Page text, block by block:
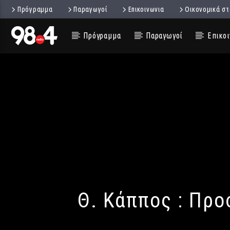
Πρόγραμμα Παραγωγοί Επικοινωνια Οικονομικά
Πρόγραμμα Παραγωγοί
Θ. Κάππος :